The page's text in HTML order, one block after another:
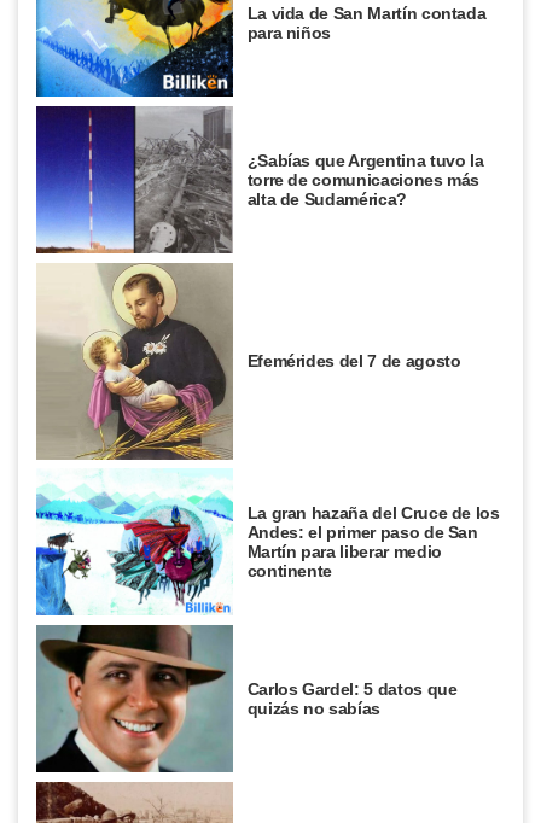
La vida de San Martín contada
para niños
¿Sabías que Argentina tuvo la
torre de comunicaciones más
alta de Sudamérica?
Efemérides del 7 de agosto
La gran hazaña del Cruce de los
Andes: el primer paso de San
Martín para liberar medio
continente
Carlos Gardel: 5 datos que
quizás no sabías